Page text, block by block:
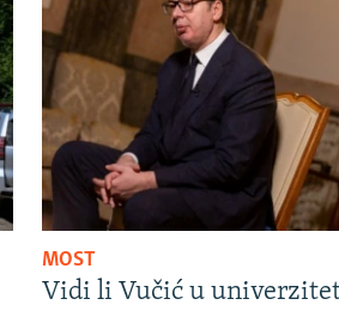
MOST
Vidi li Vučić u